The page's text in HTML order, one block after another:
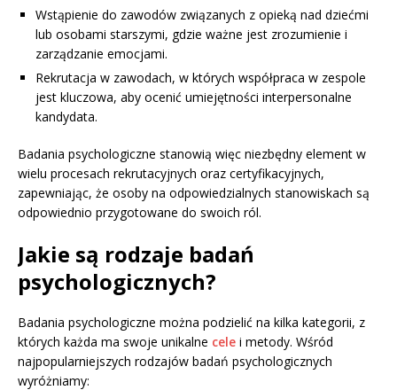
Wstąpienie do zawodów związanych z opieką nad dziećmi
lub osobami starszymi, gdzie ważne jest zrozumienie i
zarządzanie emocjami.
Rekrutacja w zawodach, w których współpraca w zespole
jest kluczowa, aby ocenić umiejętności interpersonalne
kandydata.
Badania psychologiczne stanowią więc niezbędny element w
wielu procesach rekrutacyjnych oraz certyfikacyjnych,
zapewniając, że osoby na odpowiedzialnych stanowiskach są
odpowiednio przygotowane do swoich ról.
Jakie są rodzaje badań
psychologicznych?
Badania psychologiczne można podzielić na kilka kategorii, z
których każda ma swoje unikalne cele i metody. Wśród
najpopularniejszych rodzajów badań psychologicznych
wyróżniamy: